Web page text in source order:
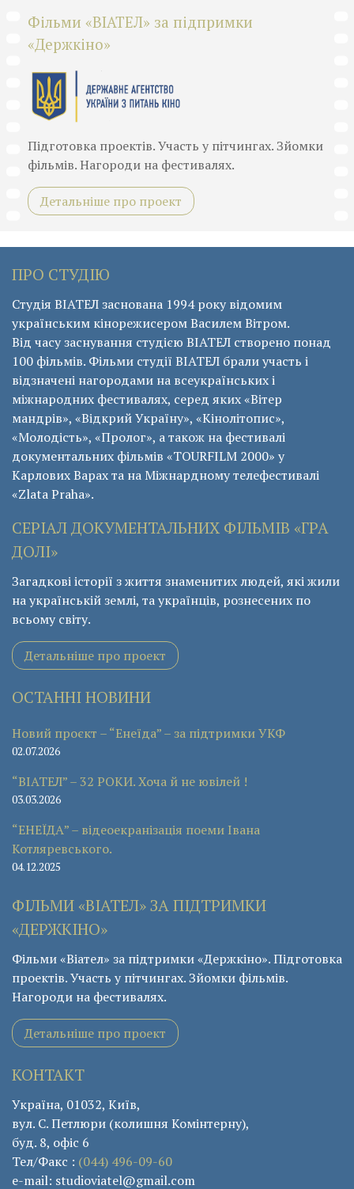
Фільми «ВІАТЕЛ» за підпримки
«Держкіно»
Підготовка проектів. Участь у пітчингах. Зйомки
фільмів. Нагороди на фестивалях.
Детальніше про проект
ПРО СТУДІЮ
Студія ВІАТЕЛ заснована 1994 року відомим
українським кінорежисером Василем Вітром.
Від часу заснування студією ВІАТЕЛ створено понад
100 фільмів. Фільми студії ВІАТЕЛ брали участь і
відзначені нагородами на всеукраїнських і
міжнародних фестивалях, серед яких «Вітер
мандрів», «Відкрий Україну», «Кінолітопис»,
«Молодість», «Пролог», а також на фестивалі
документальних фільмів «ТОURFILM 2000» у
Карлових Варах та на Міжнардному телефестивалі
«Zlata Praha».
СЕРІАЛ ДОКУМЕНТАЛЬНИХ ФІЛЬМІВ «ГРА
ДОЛІ»
Загадкові історії з життя знаменитих людей, які жили
на українській землі, та українців, рознесених по
всьому світу.
Детальніше про проект
ОСТАННІ НОВИНИ
Новий проєкт – “Енеїда” – за підтримки УКФ
02.07.2026
“ВІАТЕЛ” – 32 РОКИ. Хоча й не ювілей !
03.03.2026
“ЕНЕЇДА” – відеоекранізація поеми Івана
Котляревського.
04.12.2025
ФІЛЬМИ «ВІАТЕЛ» ЗА ПІДТРИМКИ
«ДЕРЖКІНО»
Фільми «Віател» за підтримки «Держкіно». Підготовка
проектів. Участь у пітчингах. Зйомки фільмів.
Нагороди на фестивалях.
Детальніше про проект
КОНТАКТ
Україна, 01032, Київ,
вул. С. Петлюри (колишня Комінтерну),
буд. 8, офіс 6
Тел/Факс : (044) 496-09-60
e-mail: studioviatel@gmail.com